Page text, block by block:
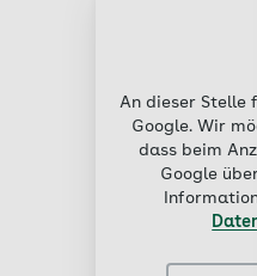
An dieser Stelle
Google. Wir
dass beim
Google